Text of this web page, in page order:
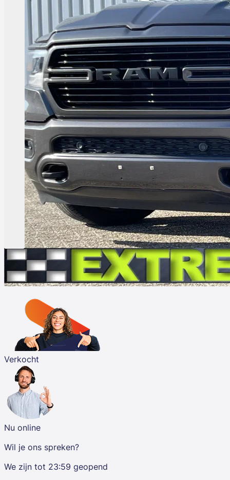
Verkocht
Nu online
Wil je ons spreken?
We zijn tot 23:59 geopend